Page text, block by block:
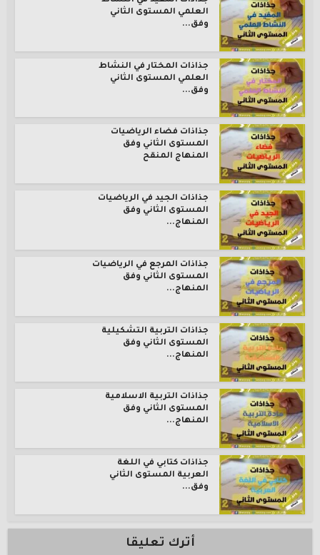
العلمي المستوى الثاني
وفق...
جذاذات المختار في النشاط
العلمي المستوى الثاني
وفق...
جذاذات فضاء الرياضيات
المستوى الثاني وفق
المنهاج المنقح
جذاذات الجيد في الرياضيات
المستوى الثاني وفق
المنهاج...
جذاذات المرجع في الرياضيات
المستوى الثاني وفق
المنهاج...
جذاذات التربية التشكيلية
المستوى الثاني وفق
المنهاج...
جذاذات التربية الاسلامية
المستوى الثاني وفق
المنهاج...
جذاذات كتابي في اللغة
العربية المستوى الثاني
وفق...
أترك تعليقا